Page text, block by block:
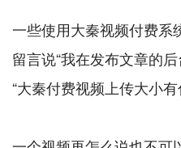
一些使用大秦视频付费系
留言说“我在发布文章的
“大秦付费视频上传大小